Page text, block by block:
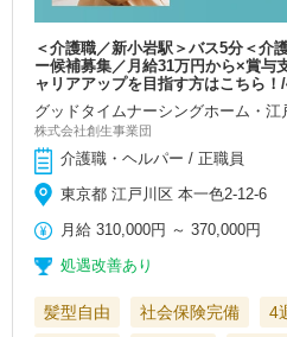
＜介護職／新小岩駅＞バス5分＜
ー候補募集／月給31万円から×賞
ャリアアップを目指す方はこちら！/
グッドタイムナーシングホーム・江
株式会社創生事業団
介護職・ヘルパー / 正職員
東京都 江戸川区 本一色2-12-6
月給 310,000円 ～370,000円
処遇改善あり
髪型自由 社会保険完備 4